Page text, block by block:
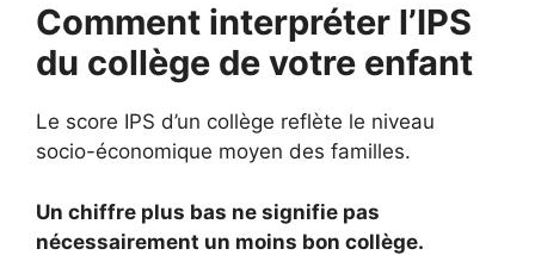
Comment interpréter l’IPS
du collège de votre enfant
Le score IPS d’un collège reflète le niveau
socio-économique moyen des familles.
Un chiffre plus bas ne signifie pas
nécessairement un moins bon collège.